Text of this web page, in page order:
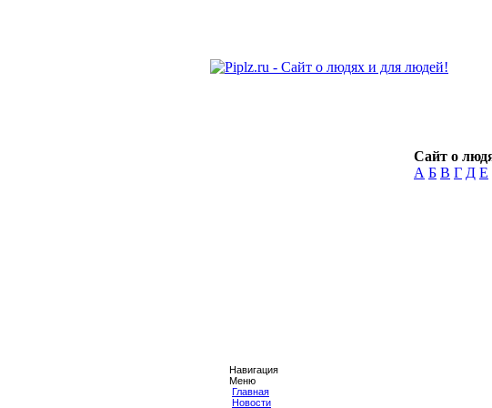
Сайт о
А Б В Г Д Е
Навигация
Меню
Главная
Новости